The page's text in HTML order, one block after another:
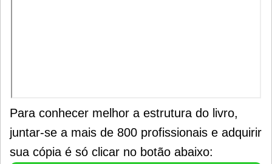
Para conhecer melhor a estrutura do livro,
juntar-se a mais de 800 profissionais e adquirir
sua cópia é só clicar no botão abaixo: